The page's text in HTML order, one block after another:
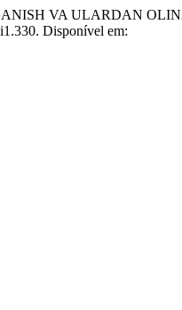
VA ULARDAN
Disponível em: